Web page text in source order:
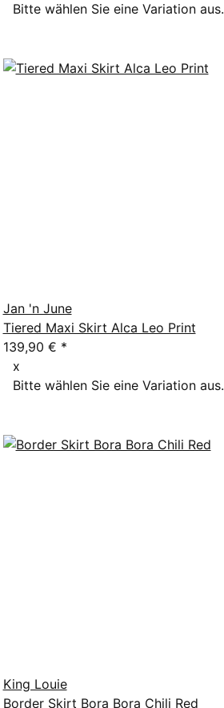
Bitte wählen Sie eine Variation aus.
Jan 'n June
Tiered Maxi Skirt Alca Leo Print
139,90 € *
x
Bitte wählen Sie eine Variation aus.
King Louie
Border Skirt Bora Bora Chili Red